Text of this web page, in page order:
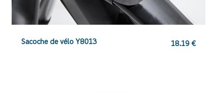
Sacoche de vélo Y8013 18.19 €